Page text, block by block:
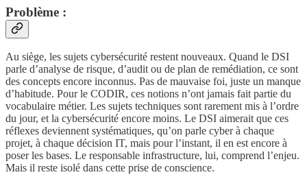
Problème :
Au siège, les sujets cybersécurité restent nouveaux. Quand le DSI
parle d’analyse de risque, d’audit ou de plan de remédiation, ce sont
des concepts encore inconnus. Pas de mauvaise foi, juste un manque
d’habitude. Pour le CODIR, ces notions n’ont jamais fait partie du
vocabulaire métier. Les sujets techniques sont rarement mis à l’ordre
du jour, et la cybersécurité encore moins. Le DSI aimerait que ces
réflexes deviennent systématiques, qu’on parle cyber à chaque
projet, à chaque décision IT, mais pour l’instant, il en est encore à
poser les bases. Le responsable infrastructure, lui, comprend l’enjeu.
Mais il reste isolé dans cette prise de conscience.